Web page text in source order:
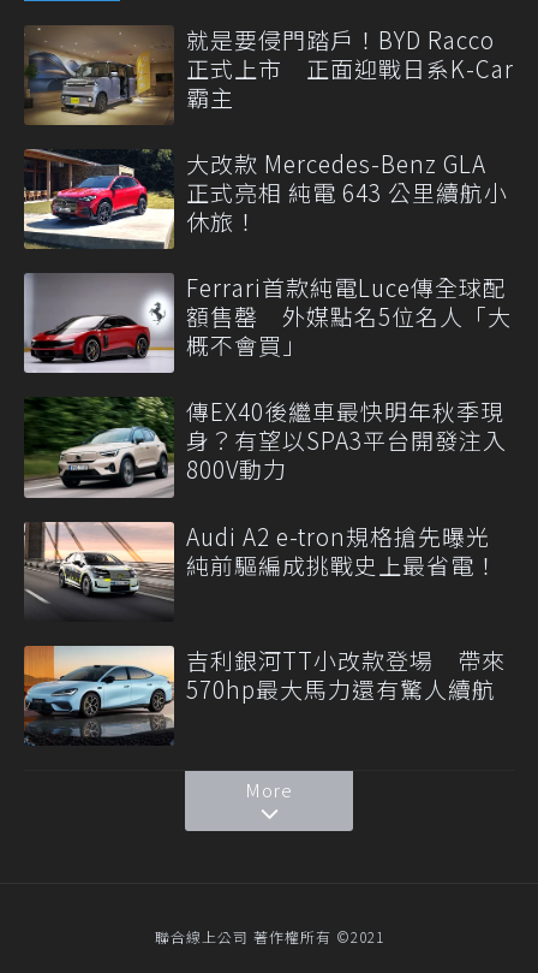
就是要侵門踏戶！BYD Racco
正式上市 正面迎戰日系K-Car
霸主
大改款 Mercedes-Benz GLA
正式亮相 純電 643 公里續航小
休旅！
Ferrari首款純電Luce傳全球配
額售罄 外媒點名5位名人「大
概不會買」
傳EX40後繼車最快明年秋季現
身？有望以SPA3平台開發注入
800V動力
Audi A2 e-tron規格搶先曝光
純前驅編成挑戰史上最省電！
吉利銀河TT小改款登場 帶來
570hp最大馬力還有驚人續航
More
聯合線上公司 著作權所有 ©2021